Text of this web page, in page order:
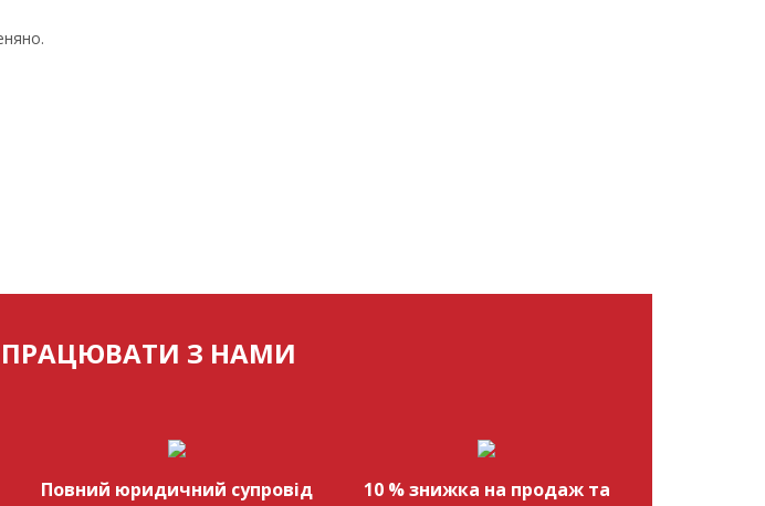
З НАМИ
Повний юридичний супровід
10 % знижка на продаж та